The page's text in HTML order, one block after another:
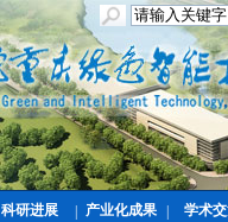
科研进展 产业化成果 学术